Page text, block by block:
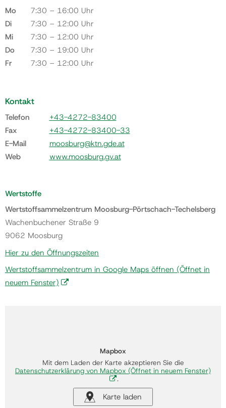
Mo
7:30 – 16:00 Uhr
Di
7:30 – 12:00 Uhr
Mi
7:30 – 12:00 Uhr
Do
7:30 – 19:00 Uhr
Fr
7:30 – 12:00 Uhr
Kontakt
Telefon
+43-4272-83400
Fax
+43-4272-83400-33
E-Mail
moosburg@ktn.gde.at
Web
www.moosburg.gv.at
Wertstoffe
Wertstoffsammelzentrum Moosburg-Pörtschach-Techelsberg
Wachenbuchener Straße 9
9062 Moosburg
Hier zu den Öffnungszeiten
Wertstoffsammelzentrum in Google Maps öffnen (Öffnet in
neuem Fenster)
Mapbox
Mit dem Laden der Karte akzeptieren Sie die
Datenschutzerklärung von Mapbox (Öffnet in neuem Fenster)
.
Karte laden